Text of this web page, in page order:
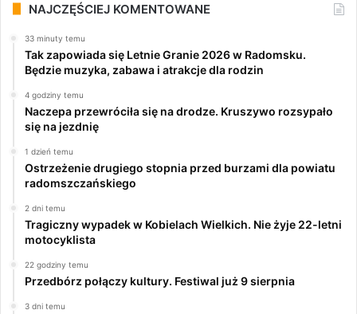
NAJCZĘŚCIEJ KOMENTOWANE
33 minuty temu
Tak zapowiada się Letnie Granie 2026 w Radomsku.
Będzie muzyka, zabawa i atrakcje dla rodzin
4 godziny temu
Naczepa przewróciła się na drodze. Kruszywo rozsypało
się na jezdnię
1 dzień temu
Ostrzeżenie drugiego stopnia przed burzami dla powiatu
radomszczańskiego
2 dni temu
Tragiczny wypadek w Kobielach Wielkich. Nie żyje 22-letni
motocyklista
22 godziny temu
Przedbórz połączy kultury. Festiwal już 9 sierpnia
3 dni temu